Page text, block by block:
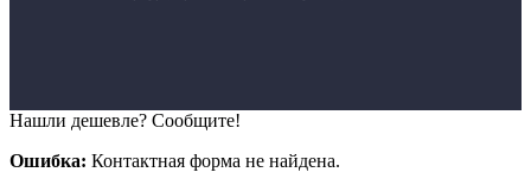
Нашли дешевле? Сообщите!
Ошибка: Контактная форма не найдена.